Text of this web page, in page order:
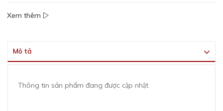
Xem thêm
Mô tả
Thông tin sản phẩm đang được cập nhật